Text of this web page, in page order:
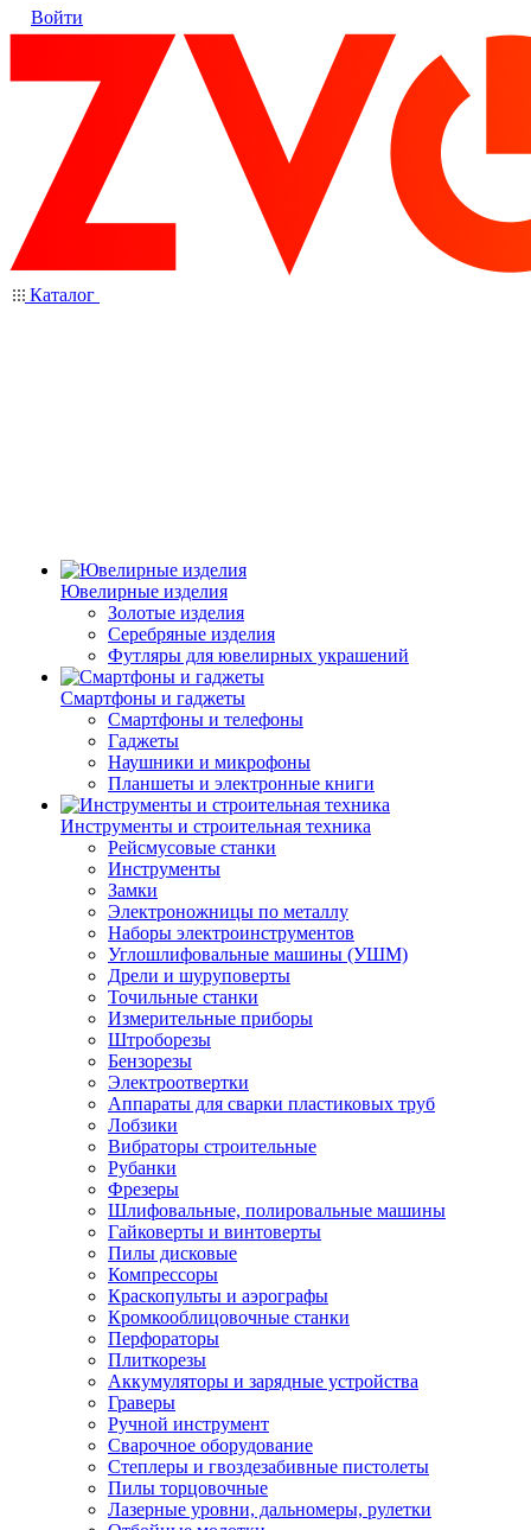
Войти
Каталог
Ювелирные изделия
Золотые изделия
Серебряные изделия
Футляры для ювелирных украшений
Смартфоны и гаджеты
Смартфоны и телефоны
Гаджеты
Наушники и микрофоны
Планшеты и электронные книги
Инструменты и строительная техника
Рейсмусовые станки
Инструменты
Замки
Электроножницы по металлу
Наборы электроинструментов
Углошлифовальные машины (УШМ)
Дрели и шуруповерты
Точильные станки
Измерительные приборы
Штроборезы
Бензорезы
Электроотвертки
Аппараты для сварки пластиковых труб
Лобзики
Вибраторы строительные
Рубанки
Фрезеры
Шлифовальные, полировальные машины
Гайковерты и винтоверты
Пилы дисковые
Компрессоры
Краскопульты и аэрографы
Кромкооблицовочные станки
Перфораторы
Плиткорезы
Аккумуляторы и зарядные устройства
Граверы
Ручной инструмент
Сварочное оборудование
Степлеры и гвоздезабивные пистолеты
Пилы торцовочные
Лазерные уровни, дальномеры, рулетки